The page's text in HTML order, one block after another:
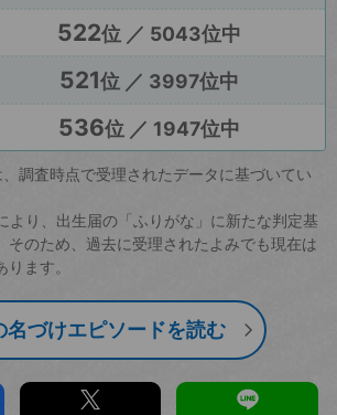
522位 ／ 5043位中
521位 ／ 3997位中
536位 ／ 1947位中
調査時点で受理されたデータに基づいてい
より、出生届の「ふりがな」に新たな判定基
そのため、過去に受理されたよみでも現在は
ます。
名づけエピソードを読む